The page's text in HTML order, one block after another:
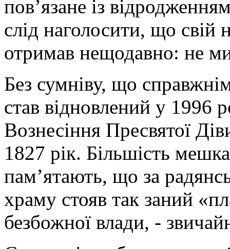
пов’язане із
слід наголосити, що свій
отримав нещодавно: не
Без сумніву, що
став відновлений у 1996
Вознесіння Пресвятої
1827 рік. Більшість
пам’ятають, що за
храму стояв так заний
безбожної влади, -